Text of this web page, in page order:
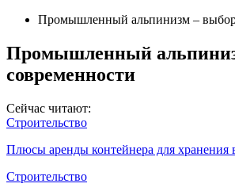
Промышленный альпинизм – выбор
Промышленный
современности
Сейчас читают:
Строительство
Плюсы аренды контейнера для хранения
Строительство